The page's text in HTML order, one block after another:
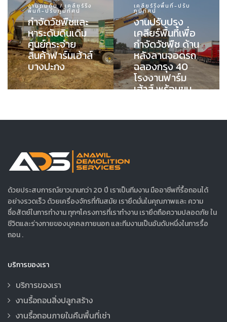
งานถมดิน / เคลียร์ริ่ง
พื้นที่-ปรับภูมิทัศน์
กำจัดวัชพืชและ
หาระดับดินเดิม
ศูนย์กระจำย
สินค้าฟาร์มเฮ้าส์
บางปะกง
เคลียร์ริ่งพื้นที่-ปรับ
ภูมิทัศน์
งานปรับปรุง
เคลียร์พื้นที่เพื่อ
กำจัดวัชพืช ด้าน
หลังลานจอดรถ
ฉลองกรุง 40
โรงงานฟาร์ม
เฮ้าส์ พร้อมขน
ด้วยประสบการณ์ยาวนานกว่า 20 ปี เราเป็นทีมงาน มืออาชีพที่รื้อถอนได้
อย่างรวดเร็ว ด้วยเครื่องจักรที่ทันสมัย เรายึดมั่นในคุณภาพและ ความ
ซื่อสัตย์ในการทำงาน ทุกๆโครงการที่เราทำงาน เรายึดถือความปลอดภัย ใน
ชีวิตและร่างกายของบุคคลภายนอก และทีมงานเป็นอันดับหนึ่งในการรื้อ
ถอน .
บริการของเรา
บริการของเรา
งานรื้อถอนสิ่งปลูกสร้าง
งานรื้อถอนภายในคืนพื้นที่เช่า